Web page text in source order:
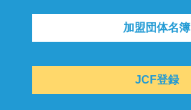
加盟団体名簿
JCF登録